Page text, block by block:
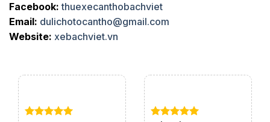
Facebook: thuexecanthobachviet
Email: dulichotocantho@gmail.com
Website: xebachviet.vn